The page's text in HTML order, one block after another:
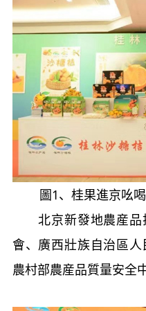
圖1、桂果進京吆
北京新發地農産
會、廣西壯族自治區
農村部農産品質量安全